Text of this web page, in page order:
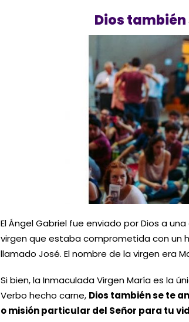
Dios
El Ángel Gabriel fue enviado por Dios a
virgen que estaba comprometida con un
llamado José. El nombre de la virgen era
Si bien, la Inmaculada Virgen María es la
Verbo hecho carne, Dios también se te
o misión particular del Señor para tu